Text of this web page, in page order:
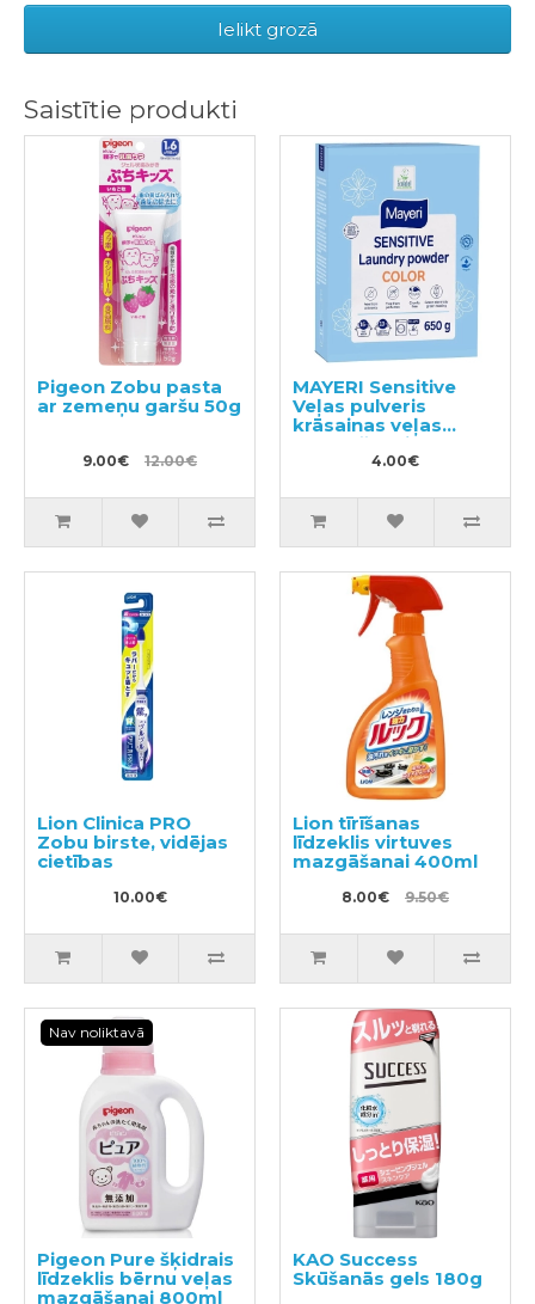
Ielikt grozā
Saistītie produkti
Pigeon Zobu pasta
ar zemeņu garšu 50g
9.00€ 12.00€
MAYERI Sensitive
Veļas pulveris
krāsainas veļas
mazgāšanai 650g
4.00€
Lion Clinica PRO
Zobu birste, vidējas
cietības
10.00€
Lion tīrīšanas
līdzeklis virtuves
mazgāšanai 400ml
8.00€ 9.50€
Nav noliktavā
Pigeon Pure šķidrais
līdzeklis bērnu veļas
mazgāšanai 800ml
KAO Success
Skūšanās gels 180g